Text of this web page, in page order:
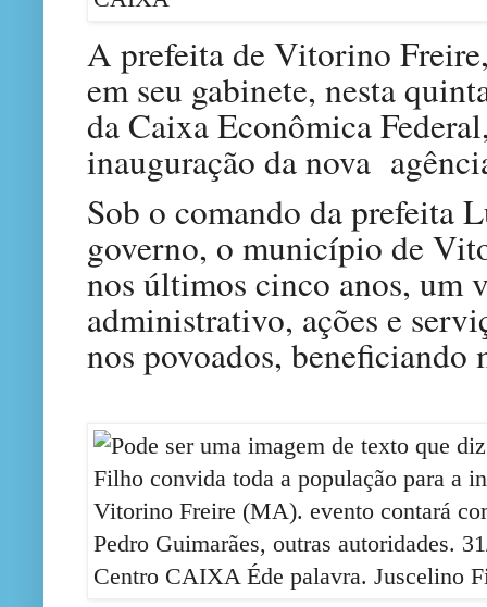
A prefeita de Vitorino
em seu gabinete, nesta
da Caixa Econômica
inauguração da nova
Sob o comando da prefeita
governo, o município de
nos últimos cinco anos, um
administrativo, ações e
nos povoados,